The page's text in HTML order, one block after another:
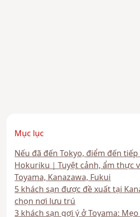
Mục lục
Nếu đã đến Tokyo, điểm đến
Hokuriku｜Tuyệt cảnh, ẩm thực
Toyama, Kanazawa, Fukui
5 khách sạn được đề xuất tại
chọn nơi lưu trú
3 khách sạn gợi ý ở Toyama: